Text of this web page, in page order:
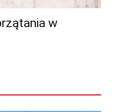
w